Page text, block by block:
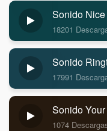
Sonido
18201
Sonido
17991
Sonido
1074